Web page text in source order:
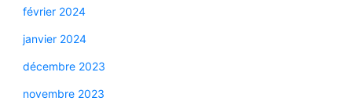
février 2024
janvier 2024
décembre 2023
novembre 2023